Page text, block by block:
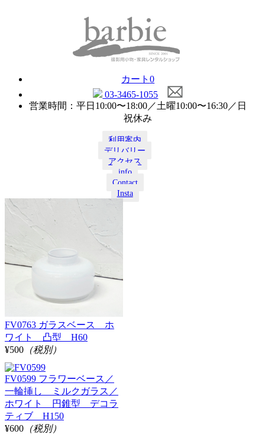
カート0
03-3465-1055
営業時間：平日10:00〜18:00／土曜10:00〜16:30／日
祝休み
利用案内
デリバリー
アクセス
info
Contact
Insta
FV0763 ガラスベース ホ
ワイト 凸型 H60
¥500 （税別）
FV0599 フラワーベース／
一輪挿し ミルクガラス／
ホワイト 円錐型 デコラ
ティブ H150
¥600 （税別）